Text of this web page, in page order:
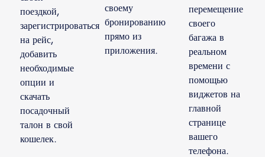
поездкой,
зарегистрироваться
на рейс,
добавить
необходимые
опции и
скачать
посадочный
талон в свой
кошелек.
своему
бронированию
прямо из
приложения.
перемещение
своего
багажа в
реальном
времени с
помощью
виджетов на
главной
странице
вашего
телефона.